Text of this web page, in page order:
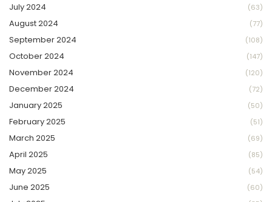
July 2024 (63)
August 2024 (77)
September 2024 (108)
October 2024 (147)
November 2024 (120)
December 2024 (72)
January 2025 (50)
February 2025 (51)
March 2025 (69)
April 2025 (85)
May 2025 (54)
June 2025 (60)